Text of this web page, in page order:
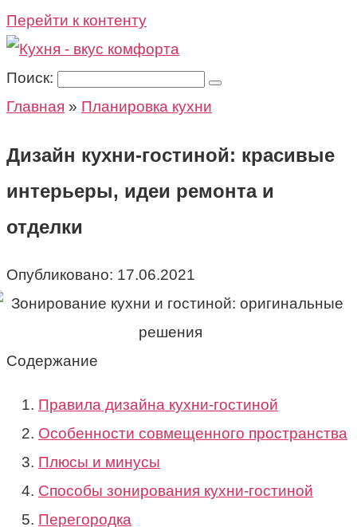
Перейти к контенту
Поиск:
Главная » Планировка кухни
Дизайн кухни-гостиной: красивые
интерьеры, идеи ремонта и
отделки
Опубликовано: 17.06.2021
Содержание
Правила дизайна кухни-гостиной
Особенности совмещенного пространства
Плюсы и минусы
Способы зонирования кухни-гостиной
Перегородка